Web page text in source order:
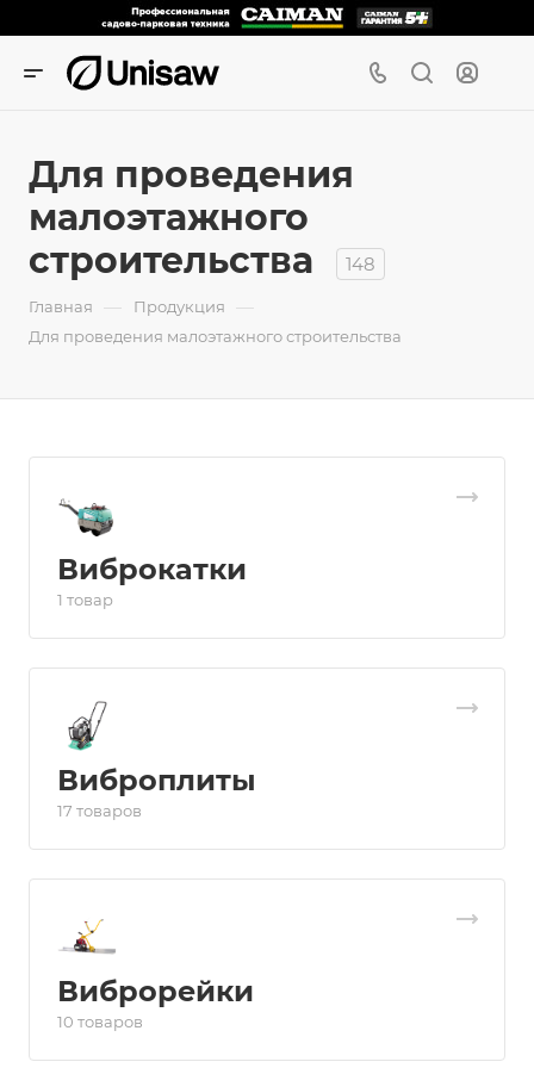
Для проведения
малоэтажного
строительства
148
Главная — Продукция —
Для проведения малоэтажного строительства
Виброкатки
1 товар
Виброплиты
17 товаров
Виброрейки
10 товаров